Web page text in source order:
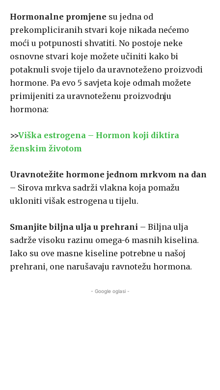
Hormonalne promjene su jedna od
prekompliciranih stvari koje nikada nećemo
moći u potpunosti shvatiti. No postoje neke
osnovne stvari koje možete učiniti kako bi
potaknuli svoje tijelo da uravnoteženo proizvodi
hormone. Pa evo 5 savjeta koje odmah možete
primijeniti za uravnoteženu proizvodnju
hormona:
>>Viška estrogena – Hormon koji diktira
ženskim životom
Uravnotežite hormone jednom mrkvom na dan
– Sirova mrkva sadrži vlakna koja pomažu
ukloniti višak estrogena u tijelu.
Smanjite biljna ulja u prehrani – Biljna ulja
sadrže visoku razinu omega-6 masnih kiselina.
Iako su ove masne kiseline potrebne u našoj
prehrani, one narušavaju ravnotežu hormona.
- Google oglasi -